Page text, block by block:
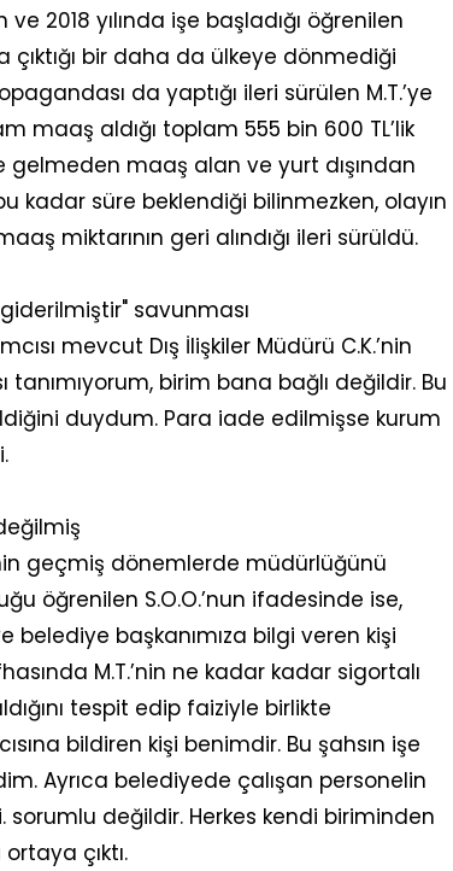
2018 yılında işe başladığı öğrenilen
çıktığı bir daha da ülkeye dönmediği
da yaptığı ileri sürülen M.T.’ye
maaş aldığı toplam 555 bin 600 TL’lik
gelmeden maaş alan ve yurt dışından
kadar süre beklendiği bilinmezken, olayın
miktarının geri alındığı ileri sürüldü.
savunması
mevcut Dış İlişkiler Müdürü C.K.’nin
tanımıyorum, birim bana bağlı değildir. Bu
duydum. Para iade edilmişse kurum
geçmiş dönemlerde müdürlüğünü
öğrenilen S.O.O.’nun ifadesinde ise,
belediye başkanımıza bilgi veren kişi
M.T.’nin ne kadar kadar sigortalı
tespit edip faiziyle birlikte
bildiren kişi benimdir. Bu şahsın işe
Ayrıca belediyede çalışan personelin
değildir. Herkes kendi biriminden
çıktı.